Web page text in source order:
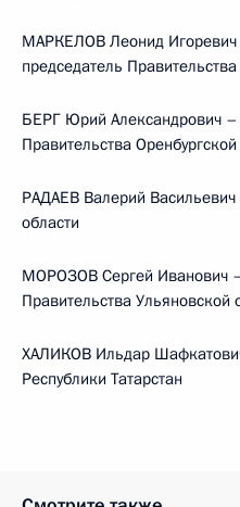
МАРКЕЛОВ Леонид Игоревич
председатель
БЕРГ Юрий Александрович –
Правительства Оренбургской
РАДАЕВ Валерий Васильевич
области
МОРОЗОВ Сергей Иванович
Правительства Ульяновской
ХАЛИКОВ Ильдар
Республики Татарстан